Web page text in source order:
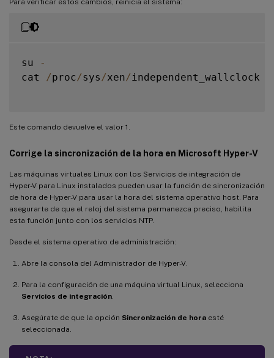
su
-
cat
/proc/sys /xen/ independent_wallclock
Este comando devuelve el valor 1.
Corrige la sincronización de la hora en Microsoft Hyper-V
Las máquinas virtuales Linux con los Servicios de integración de
Hyper-V para Linux instalados pueden usar la función de sincronización
de hora de Hyper-V para usar la hora del sistema operativo host. Para
asegurarte de que el reloj del sistema permanezca preciso, habilita
esta función junto con los servicios NTP.
Desde el sistema operativo de administración:
Abre la consola del Administrador de Hyper-V.
Para la configuración de una máquina virtual Linux, selecciona
Servicios de integración
Asegúrate de que la opción Sincronización de hora esté
seleccionada.